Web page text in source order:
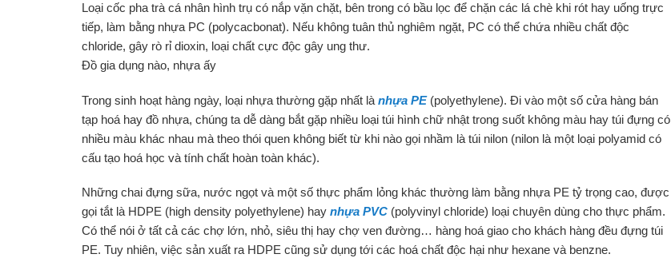
Loại cốc pha trà cá nhân hình trụ có nắp vặn chặt, bên trong có bầu lọc để chặn các lá chè khi rót hay uống trực
tiếp, làm bằng nhựa PC (polycacbonat). Nếu không tuân thủ nghiêm ngặt, PC có thể chứa nhiều chất độc
chloride, gây rò rỉ dioxin, loại chất cực độc gây ung thư.
Đồ gia dụng nào, nhựa ấy
Trong sinh hoạt hàng ngày, loại nhựa thường gặp nhất là nhựa PE(polyethylene). Đi vào một số cửa hàng bán
tạp hoá hay đồ nhựa, chúng ta dễ dàng bắt gặp nhiều loại túi hình chữ nhật trong suốt không màu hay túi đựng có
nhiều màu khác nhau mà theo thói quen không biết từ khi nào gọi nhầm là túi nilon (nilon là một loại polyamid có
cấu tạo hoá học và tính chất hoàn toàn khác).
Những chai đựng sữa, nước ngọt và một số thực phẩm lỏng khác thường làm bằng nhựa PE tỷ trọng cao, được
gọi tắt là HDPE (high density polyethylene) hay nhựa PVC (polyvinyl chloride) loại chuyên dùng cho thực phẩm.
Có thể nói ở tất cả các chợ lớn, nhỏ, siêu thị hay chợ ven đường… hàng hoá giao cho khách hàng đều đựng túi
PE. Tuy nhiên, việc sản xuất ra HDPE cũng sử dụng tới các hoá chất độc hại như hexane và benzne.